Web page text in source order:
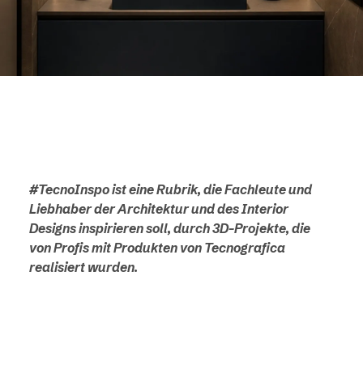
#TecnoInspo ist eine Rubrik, die Fachleute und
Liebhaber der Architektur und des Interior
Designs inspirieren soll, durch 3D-Projekte, die
von Profis mit Produkten von Tecnografica
realisiert wurden.